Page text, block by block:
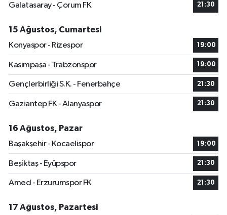
Galatasaray - Çorum FK
21:30
15 Ağustos, Cumartesi
Konyaspor - Rizespor
19:00
Kasımpaşa - Trabzonspor 19:00
Gençlerbirliği S.K. - Fenerbahçe 21:30
Gaziantep FK - Alanyaspor 21:30
16 Ağustos, Pazar
Başakşehir - Kocaelispor
19:00
Beşiktaş - Eyüpspor 21:30
Amed - Erzurumspor FK 21:30
17 Ağustos, Pazartesi